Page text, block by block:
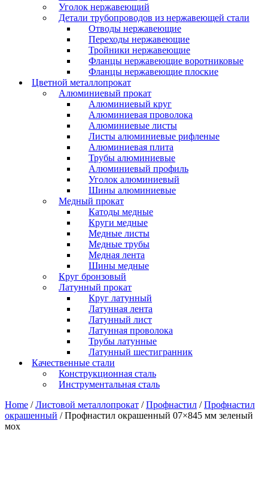
Уголок нержавеющий
Детали трубопроводов из нержавеющей стали
Отводы нержавеющие
Переходы нержавеющие
Тройники нержавеющие
Фланцы нержавеющие воротниковые
Фланцы нержавеющие плоские
Цветной металлопрокат
Алюминиевый прокат
Алюминиевый круг
Алюминиевая проволока
Алюминиевые листы
Листы алюминиевые рифленые
Алюминиевая плита
Трубы алюминиевые
Алюминиевый профиль
Уголок алюминиевый
Шины алюминиевые
Медный прокат
Катоды медные
Круги медные
Медные листы
Медные трубы
Медная лента
Шины медные
Круг бронзовый
Латунный прокат
Круг латунный
Латунная лента
Латунный лист
Латунная проволока
Трубы латунные
Латунный шестигранник
Качественные стали
Конструкционная сталь
Инструментальная сталь
Home /Листовой металлопрокат /Профнастил /Профнастил
окрашенный / Профнастил окрашенный 07×845 мм зеленый
мох